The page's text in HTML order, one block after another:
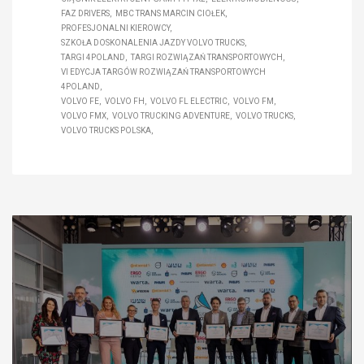
FAZ DRIVERS
MBC TRANS MARCIN CIOŁEK
PROFESJONALNI KIEROWCY
SZKOŁA DOSKONALENIA JAZDY VOLVO TRUCKS
TARGI 4POLAND
TARGI ROZWIĄZAŃ TRANSPORTOWYCH
VI EDYCJA TARGÓW ROZWIĄZAŃ TRANSPORTOWYCH
4POLAND
VOLVO FE
VOLVO FH VOLVO FL ELECTRIC
VOLVO FM
VOLVO FMX
VOLVO TRUCKING ADVENTURE
VOLVO TRUCKS
VOLVO TRUCKS POLSKA